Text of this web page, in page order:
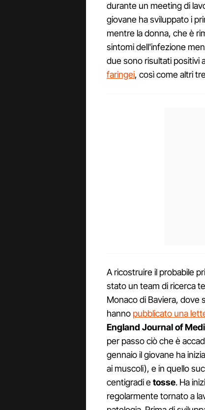
durante un meeting di
giovane ha sviluppato i
mentre la donna, che è
sintomi dell'infezione
due sono risultati positivi
faringei, così come altri
A ricostruire il probabile
stato un team di ricerca
Monaco di Baviera, dove
hanno pubblicato una
England Journal of
per passo ciò che è
gennaio il giovane ha
ai muscoli), e in quello
centigradi etosse. Ha
regolarmente tornato a